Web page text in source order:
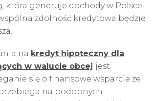
która generuje dochody w Polsce.
zdolność kredytowa będzie
na kredyt hipoteczny dla
w walucie obcej jest
się o finansowe wsparcie ze
na podobnych